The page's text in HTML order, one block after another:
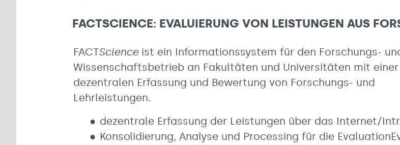
FACTSCIENCE: EVALUIERUNG VON LEISTUNGEN AUS
FACTScienceist ein Informationssystem für den Forschungs-
Wissenschaftsbetrieb an Fakultäten und Universitäten mit einer
dezentralen Erfassung und Bewertung von Forschungs- und
Lehrleistungen.
dezentrale Erfassung der Leistungen über das Internet/
Konsolidierung, Analyse und Processing für die